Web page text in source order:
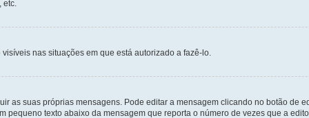
etc.
visíveis nas situações em que está autorizado a fazê-lo.
as suas próprias mensagens. Pode editar a mensagem clicando no botão de
texto abaixo da mensagem que reporta o número de vezes que a